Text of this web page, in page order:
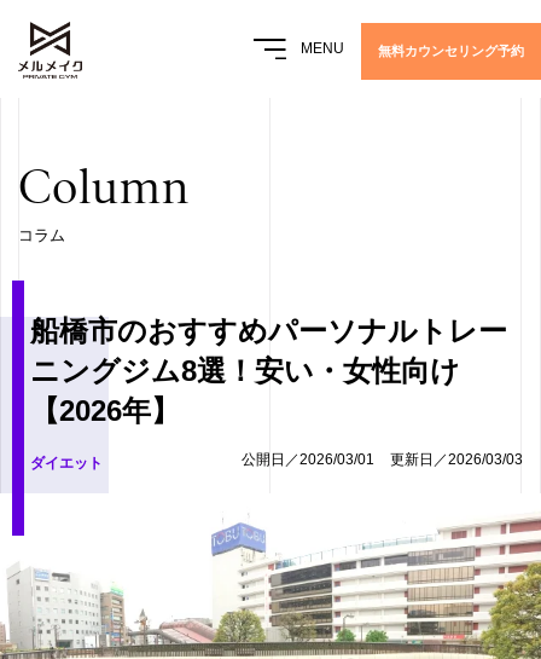
MENU 無料カウンセリング予約
Column
コラム
船橋市のおすすめパーソナルトレー
ニングジム8選！安い・女性向け
【2026年】
ダイエット 公開日／2026/03/01 更新日／2026/03/03